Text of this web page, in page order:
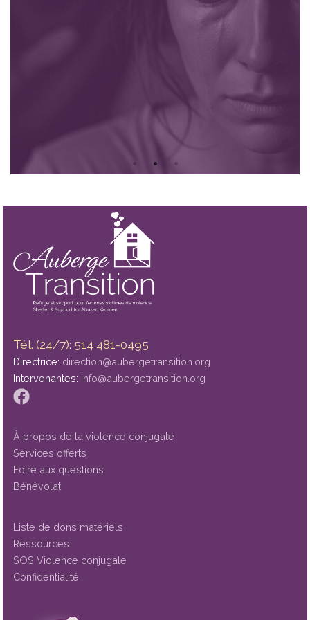
Tél. (24/7): 514 481-0495
Directrice: direction@aubergetransition.org
Intervenantes: info@aubergetransition.org
À propos de la violence conjugale
Services offerts
Foire aux questions
Bénévolat
Liste de dons matériels
Ressources
SOS Violence conjugale
Confidentialité